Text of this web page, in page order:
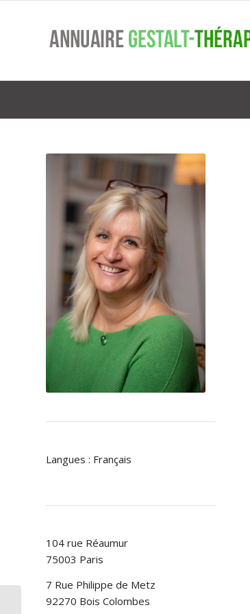
Langues : Français
104 rue Réaumur
75003 Paris
7 Rue Philippe de Metz
92270 Bois Colombes